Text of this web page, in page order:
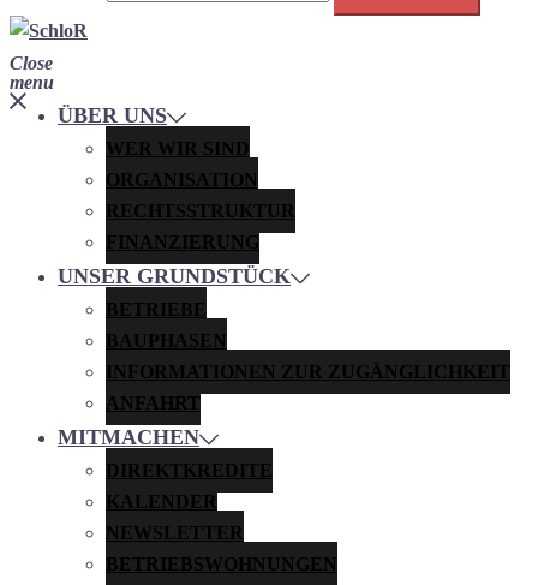
Close
menu
ÜBER UNS
WER WIR SIND
ORGANISATION
RECHTSSTRUKTUR
FINANZIERUNG
UNSER GRUNDSTÜCK
BETRIEBE
BAUPHASEN
INFORMATIONEN ZUR ZUGÄNGLICHKEIT
ANFAHRT
MITMACHEN
DIREKTKREDITE
KALENDER
NEWSLETTER
BETRIEBSWOHNUNGEN